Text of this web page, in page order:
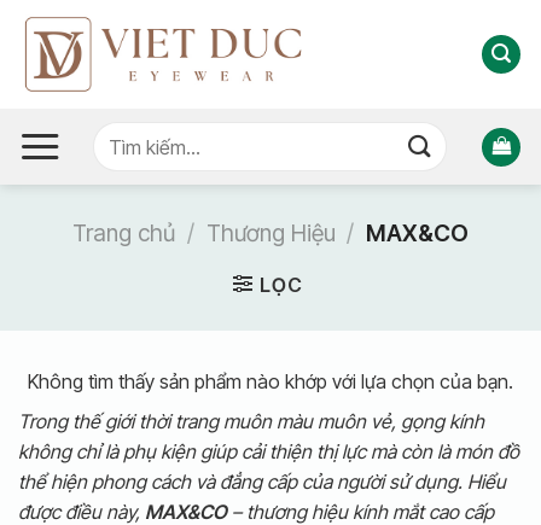
Tìm
Trang chủ / Thương Hiệu / MAX&CO
LỌC
Không tìm thấy sản phẩm nào khớp với lựa chọn của bạn.
Trong thế giới thời trang muôn màu muôn vẻ, gọng kính
không chỉ là phụ kiện giúp cải thiện thị lực mà còn là món đồ
thể hiện phong cách và đẳng cấp của người sử dụng. Hiểu
được điều này, MAX&CO– thương hiệu kính mắt cao cấp